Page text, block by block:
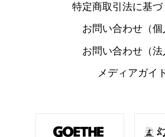
特定商取引法に基
お問い合わせ（個
お問い合わせ（法
メディアガイ